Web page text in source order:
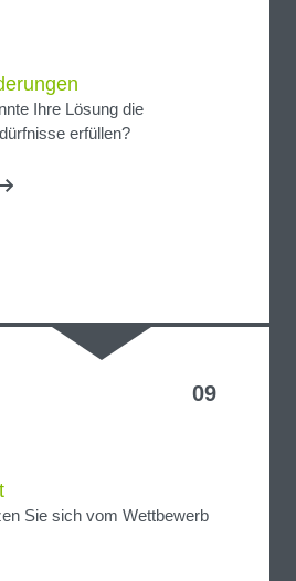
Ihre Lösung die
erfüllen?
09
Sie sich vom Wettbewerb